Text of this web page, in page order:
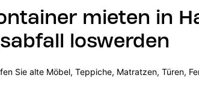
mieten in
loswerden
Sie alte Möbel, Teppiche, Matratzen, Türen,